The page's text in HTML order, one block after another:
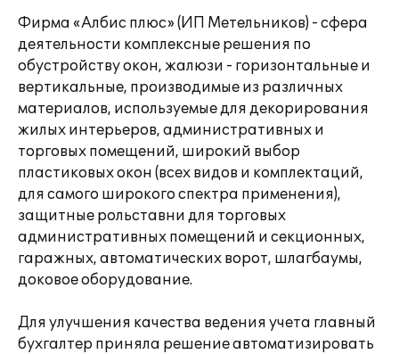
Фирма «Албис плюс» (ИП Метельников) - сфера
деятельности комплексные решения по
обустройству окон, жалюзи - горизонтальные и
вертикальные, производимые из различных
материалов, используемые для декорирования
жилых интерьеров, административных и
торговых помещений, широкий выбор
пластиковых окон (всех видов и комплектаций,
для самого широкого спектра применения),
защитные рольставни для торговых
административных помещений и секционных,
гаражных, автоматических ворот, шлагбаумы,
доковое оборудование.
Для улучшения качества ведения учета главный
бухгалтер приняла решение автоматизировать